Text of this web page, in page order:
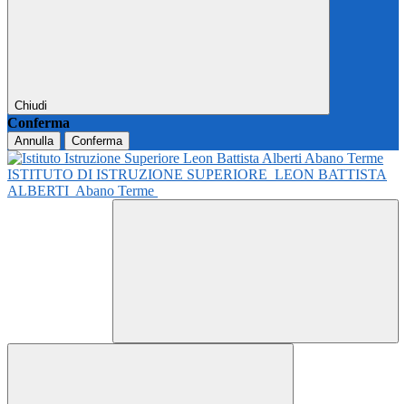
Chiudi
Conferma
Annulla Conferma
ISTITUTO DI ISTRUZIONE SUPERIORE LEON BATTISTA
ALBERTI Abano Terme